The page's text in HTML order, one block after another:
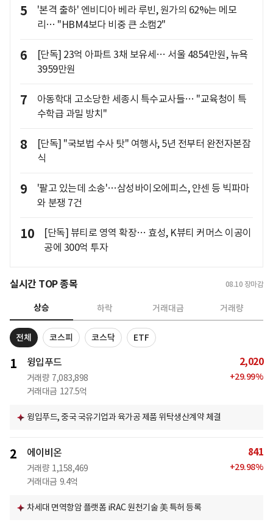
5
'본격 출하' 엔비디아 베라 루빈, 원가의 62%는 메모
리… "HBM4보다 비중 큰 소캠2"
6
[단독] 23억 아파트 3채 보유세… 서울 4854만원, 뉴욕
3959만원
7
아동학대 고소당한 세종시 특수교사들… "교육청이 특
수학급 과밀 방치"
8
[단독] "국보법 수사 탓" 여행사, 5년 전부터 완전자본잠
식
9
'팔고 있는데 소송'…삼성바이오에피스, 얀센 등 빅파마
와 분쟁 7건
10
[단독] 뷰티로 영역 확장… 효성, K뷰티 커머스 이공이
공에 300억 투자
실시간 TOP 종목 08.10 장마감
상승 하락 거래대금 거래량
전체 코스피 코스닥 ETF
1 윙입푸드
거래량 7,083,898
거래대금 127.5억
2,020
+29.99%
윙입푸드, 중국 국유기업과 육가공 제품 위탁생산계약 체결
2 에이비온
거래량 1,158,469
거래대금 9.4억
841
+29.98%
차세대 면역항암 플랫폼 iRAC 원천기술 美 특허 등록